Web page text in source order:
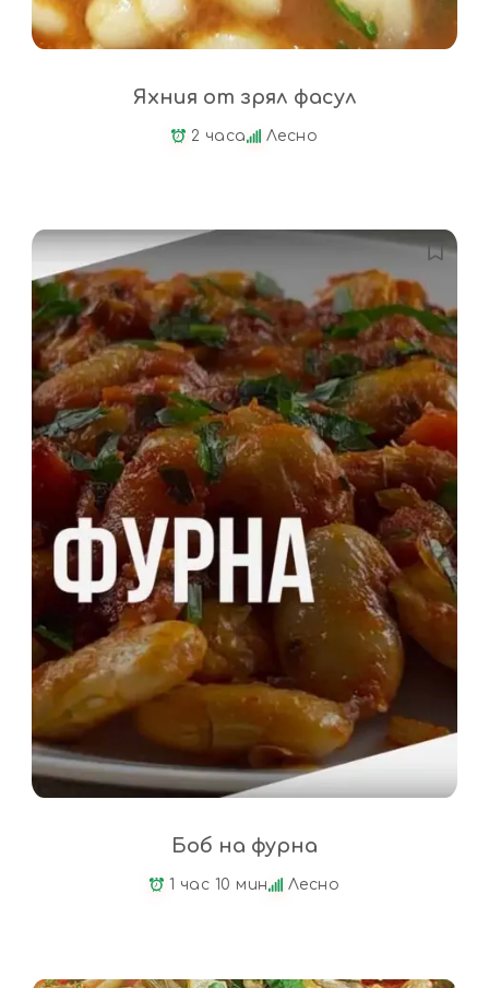
Яхния от зрял фасул
2 часа Лесно
Боб на фурна
1 час 10 мин Лесно